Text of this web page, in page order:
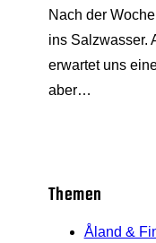
Nach der
ins Salzwasser.
erwartet uns
aber…
Themen
Åland &